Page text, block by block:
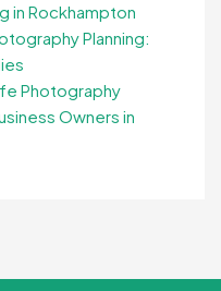
in Rockhampton
Planning:
Photography
Owners in